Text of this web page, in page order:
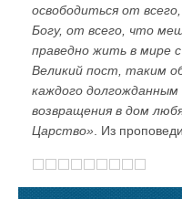
освободиться от
Богу, от всего, что
праведно жить в мире
Великий пост, таким
каждого долгожданным
возвращения в дом
Царство». Из